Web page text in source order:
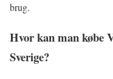
brug.
Hvor kan man købe
Sverige?